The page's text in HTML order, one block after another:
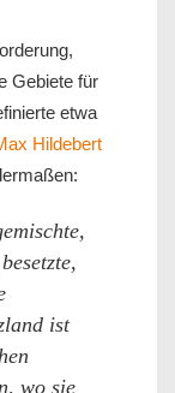
Gebiete für
etwa
Hildebert
ist
wo sie